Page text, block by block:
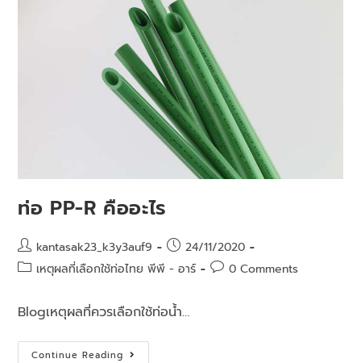
ท่อ PP-R คืออะไร
kantasak23_k3y3auf9
24/11/2020
เหตุผลที่เลือกใช้ท่อไทย พีพี - อาร์
0 Comments
Blogเหตุผลที่ควรเลือกใช้ท่อน้ำ…
Continue Reading